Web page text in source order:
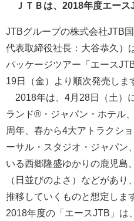
ＪＴＢは、2018年度エース
JTBグループの株式会社JTB
代表取締役社長：大谷恭久）
パッケージツアー「エース
19日（金）より順次発売しま
2018年は、4月28日（土）
ランド®・ジャパン・ホテル
周年、春から4大アトラクシ
ーサル・スタジオ・ジャパン
いる西郷隆盛ゆかりの鹿児島
（日並びのよさ）などがあ
推移していくものと想定しま
2018年度の「エースJTB」は